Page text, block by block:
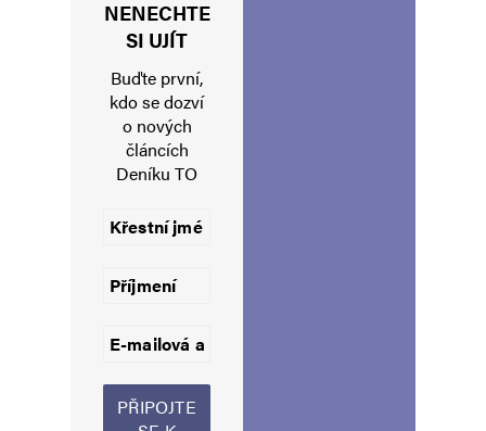
Navigace pro komentáře
Starší komentáře
Napsat komentář
Vaše e-mailová adresa nebude zveřejněna.
NENECHTE
SI UJÍT
Buďte první,
kdo se dozví
o nových
článcích
Deníku TO